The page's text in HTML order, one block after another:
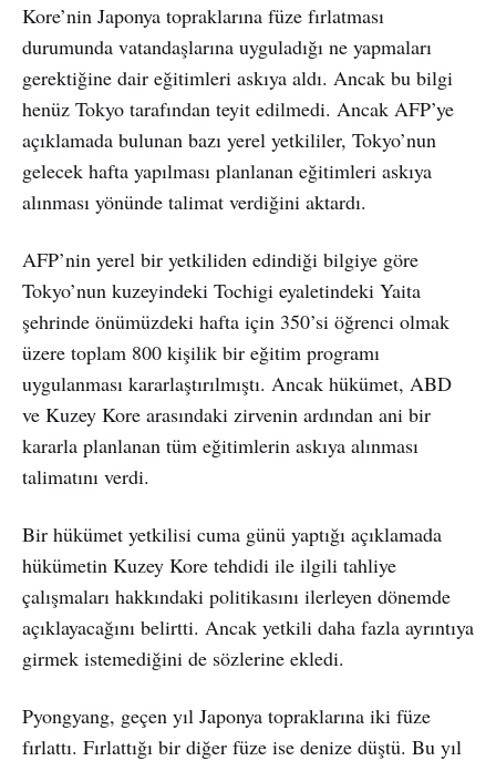
Kore’nin Japonya topraklarına füze fırlatması
durumunda vatandaşlarına uyguladığı ne yapmaları
gerektiğine dair eğitimleri askıya aldı. Ancak bu bilgi
henüz Tokyo tarafından teyit edilmedi. Ancak AFP’ye
açıklamada bulunan bazı yerel yetkililer, Tokyo’nun
gelecek hafta yapılması planlanan eğitimleri askıya
alınması yönünde talimat verdiğini aktardı.
AFP’nin yerel bir yetkiliden edindiği bilgiye göre
Tokyo’nun kuzeyindeki Tochigi eyaletindeki Yaita
şehrinde önümüzdeki hafta için 350’si öğrenci olmak
üzere toplam 800 kişilik bir eğitim programı
uygulanması kararlaştırılmıştı. Ancak hükümet, ABD
ve Kuzey Kore arasındaki zirvenin ardından ani bir
kararla planlanan tüm eğitimlerin askıya alınması
talimatını verdi.
Bir hükümet yetkilisi cuma günü yaptığı açıklamada
hükümetin Kuzey Kore tehdidi ile ilgili tahliye
çalışmaları hakkındaki politikasını ilerleyen dönemde
açıklayacağını belirtti. Ancak yetkili daha fazla ayrıntıya
girmek istemediğini de sözlerine ekledi.
Pyongyang, geçen yıl Japonya topraklarına iki füze
fırlattı. Fırlattığı bir diğer füze ise denize düştü. Bu yıl